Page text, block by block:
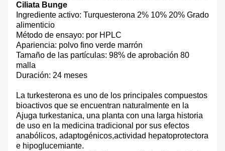
Ciliata Bunge
Ingrediente activo: Turquesterona 2% 10% 20% Grado
alimenticio
Método de ensayo: por HPLC
Apariencia: polvo fino verde marrón
Tamaño de las partículas: 98% de aprobación 80
malla
Duración: 24 meses
La turkesterona es uno de los principales compuestos
bioactivos que se encuentran naturalmente en la
Ajuga turkestanica, una planta con una larga historia
de uso en la medicina tradicional por sus efectos
anabólicos, adaptogénicos,actividad hepatoprotectora
e hipoglucemiante.